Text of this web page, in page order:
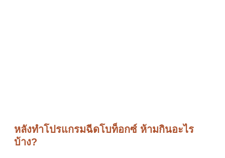
หลังทำโปรแกรมฉีดโบท็อกซ์ ห้ามกินอะไร
บ้าง?